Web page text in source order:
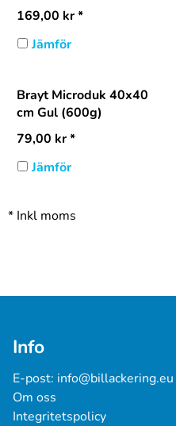
169,00 kr*
Jämför
Brayt Microduk 40x40
cm Gul (600g)
79,00 kr*
Jämför
* Inkl moms
Info
E-post: info@billackering.eu
Om oss
Integritetspolicy